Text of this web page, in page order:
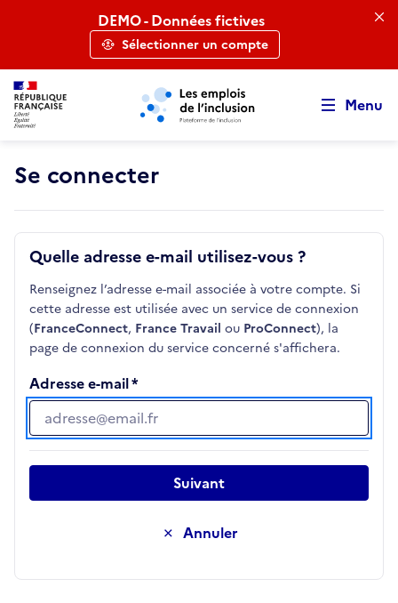
Aller au menu principal Aller au contenu principal
DEMO - Données fictives
Sélectionner un compte
Menu
Se connecter
Quelle adresse e-mail utilisez-vous ?
Renseignez l’adresse e-mail associée à votre compte. Si
cette adresse est utilisée avec un service de connexion
(FranceConnect, France Travail ou ProConnect), la
page de connexion du service concerné s'affichera.
Adresse e-mail
Adresse e-mail
Annuler
Suivant
Retour au début de la page
Panneau de gestion des cookies